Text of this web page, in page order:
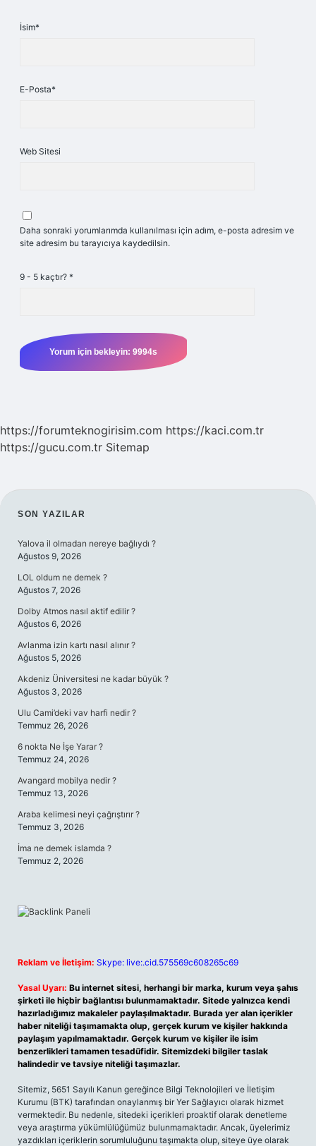
İsim*
E-Posta*
Web Sitesi
Daha sonraki yorumlarımda kullanılması için adım, e-posta adresim ve
site adresim bu tarayıcıya kaydedilsin.
9 - 5 kaçtır? *
https://forumteknogirisim.com https://kaci.com.tr
https://gucu.com.tr Sitemap
SIDEBAR
SON YAZILAR
Yalova il olmadan nereye bağlıydı ?
Ağustos 9, 2026
LOL oldum ne demek ?
Ağustos 7, 2026
Dolby Atmos nasıl aktif edilir ?
Ağustos 6, 2026
Avlanma izin kartı nasıl alınır ?
Ağustos 5, 2026
Akdeniz Üniversitesi ne kadar büyük ?
Ağustos 3, 2026
Ulu Cami’deki vav harfi nedir ?
Temmuz 26, 2026
6 nokta Ne İşe Yarar ?
Temmuz 24, 2026
Avangard mobilya nedir ?
Temmuz 13, 2026
Araba kelimesi neyi çağrıştırır ?
Temmuz 3, 2026
İma ne demek islamda ?
Temmuz 2, 2026
Reklam ve İletişim: Skype: live:.cid.575569c608265c69
Yasal Uyarı: Bu internet sitesi, herhangi bir marka, kurum veya şahıs
şirketi ile hiçbir bağlantısı bulunmamaktadır. Sitede yalnızca kendi
hazırladığımız makaleler paylaşılmaktadır. Burada yer alan içerikler
haber niteliği taşımamakta olup, gerçek kurum ve kişiler hakkında
paylaşım yapılmamaktadır. Gerçek kurum ve kişiler ile isim
benzerlikleri tamamen tesadüfidir. Sitemizdeki bilgiler taslak
halindedir ve tavsiye niteliği taşımazlar.
Sitemiz, 5651 Sayılı Kanun gereğince Bilgi Teknolojileri ve İletişim
Kurumu (BTK) tarafından onaylanmış bir Yer Sağlayıcı olarak hizmet
vermektedir. Bu nedenle, sitedeki içerikleri proaktif olarak denetleme
veya araştırma yükümlülüğümüz bulunmamaktadır. Ancak, üyelerimiz
yazdıkları içeriklerin sorumluluğunu taşımakta olup, siteye üye olarak